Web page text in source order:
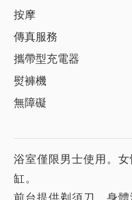
按摩
傳真服務
攜帶型充電器
熨褲機
無障礙
浴室僅限男士使用。
缸。